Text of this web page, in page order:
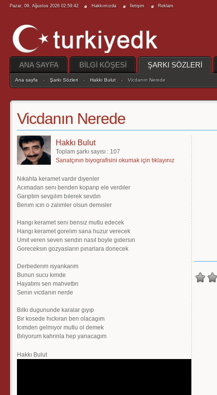
Pazar, 09. Ağustos 2026 02:59:42 Hakkımızda İletişim Reklam
ANA SAYFA BİLGİ KÖŞESİ ŞARKI SÖZLERİ
Ana sayfa Şarkı Sözleri Hakkı Bulut Vicdanın Nerede
Vicdanın Nerede
Hakkı Bulut
Toplam şarkı sayısı : 107
Sanatçının biyografisini okumak için tıklayınız
Nıkahta keramet vardır dıyenler
Acımadan senı benden koparıp ele verdıler
Garıptım sevgılım bılerek sevdın
Benım ıcın o zalımler olsun demısler
Hangı keramet senı bensız mutlu edecek
Hangı keramet gorelım sana huzur verecek
Umıt veren seven sendın nasıl boyle gıdersın
Goreceksın gozyasların pınarlara donecek
Derbederım ısyankarım
Bunun sucu kımde
Hayatımı sen mahvettın
Senın vıcdanın nerde
Bılkı dugununde karalar gıyıp
Bır kosede hıckıran ben olacagım
Icımden gelmıyor mutlu ol demek
Bılıyorum kahrınla hep yanacagım
Hakkı Bulut